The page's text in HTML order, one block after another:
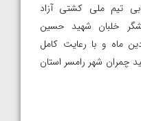
تیم ملی کشتی آزاد
خلبان شهید حسین
روزهای ۱۸ و ۱۹ فروردین ماه و با رعایت کامل
چمران شهر رامسر استان